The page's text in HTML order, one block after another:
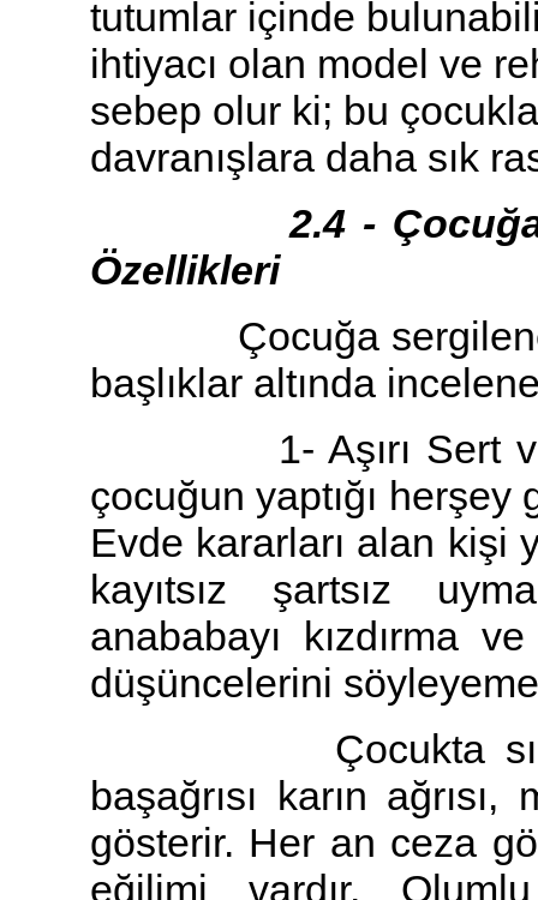
tutumlar içinde
ihtiyacı olan model ve
sebep olur ki; bu
davranışlara daha sık
2.4 - Çocuğa
Özellikleri
Çocuğa sergilenen
başlıklar altında
1- Aşırı Sert ve
çocuğun yaptığı
Evde kararları alan kişi
kayıtsız şartsız
anababayı kızdırma
düşüncelerini
Çocukta sık sık
başağrısı karın
gösterir. Her an ceza
eğilimi vardır.